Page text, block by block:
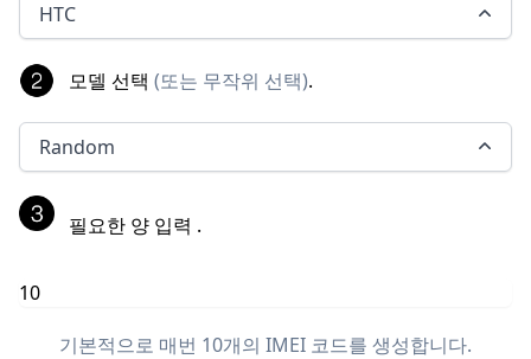
HTC
모델 선택 (또는 무작위 선택).
Random
필요한 양 입력 .
기본적으로 매번 10개의 IMEI 코드를 생성합니다.